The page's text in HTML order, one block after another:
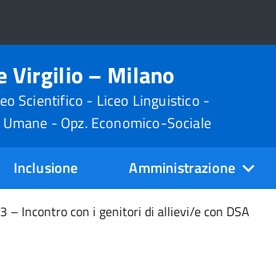
Virgilio – Milano
Scientifico - Liceo Linguistico -
- Opz. Economico-Sociale
Inclusione Amministrazione
– Incontro con i genitori di allievi/e con DSA